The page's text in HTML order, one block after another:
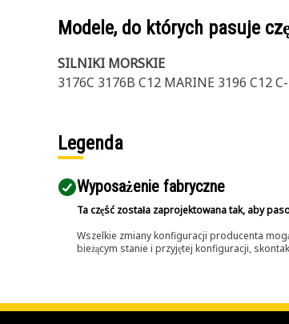
Modele, do których pasuje
SILNIKI MORSKIE
3176C 3176B C12 MARINE 3196 C12
Legenda
Wyposażenie fabryczne
Ta część została zaprojektowana tak, aby
Wszelkie zmiany konfiguracji producenta
bieżącym stanie i przyjętej konfiguracji,